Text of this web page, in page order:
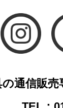
の通信販